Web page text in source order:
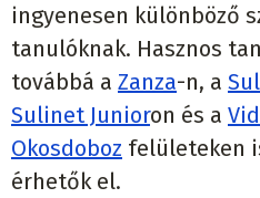
ingyenesen különböző
tanulóknak. Hasznos
továbbá a Zanza-n, a
Sulinet Junioron és a
Okosdoboz felületeken
érhetők el.